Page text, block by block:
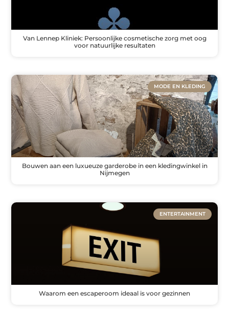
Van Lennep Kliniek: Persoonlijke cosmetische zorg met oog
voor natuurlijke resultaten
MODE EN KLEDING
Bouwen aan een luxueuze garderobe in een kledingwinkel in
Nijmegen
ENTERTAINMENT
Waarom een escaperoom ideaal is voor gezinnen